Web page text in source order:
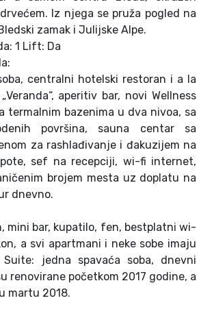
Iz njega se pruža pogled na
zamak i Julijske Alpe.
1 Lift: Da
centralni hotelski restoran i a la
aperitiv bar, novi Wellness
termalnim bazenima u dva nivoa, sa
površina, sauna centar sa
za rashlađivanje i đakuzijem na
sef na recepciji, wi-fi internet,
brojem mesta uz doplatu na
dnevno.
mini bar, kupatilo, fen, bestplatni wi-
a svi apartmani i neke sobe imaju
jedna spavaća soba, dnevni
renovirane početkom 2017 godine, a
martu 2018.